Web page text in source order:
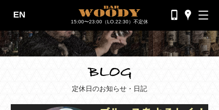
バーウッディTOP
バー ウッディについて
メニュー＆料金
おすすめカクテル
EN
15:00〜23:00（LO.22:30）不定休
定休日のお知らせ・日記